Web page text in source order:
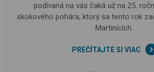
podívaná na vás čaká už na 25.
skokového pohára, ktorý sa tento rok
Martinících.
PREČÍTAJTE SI VIAC